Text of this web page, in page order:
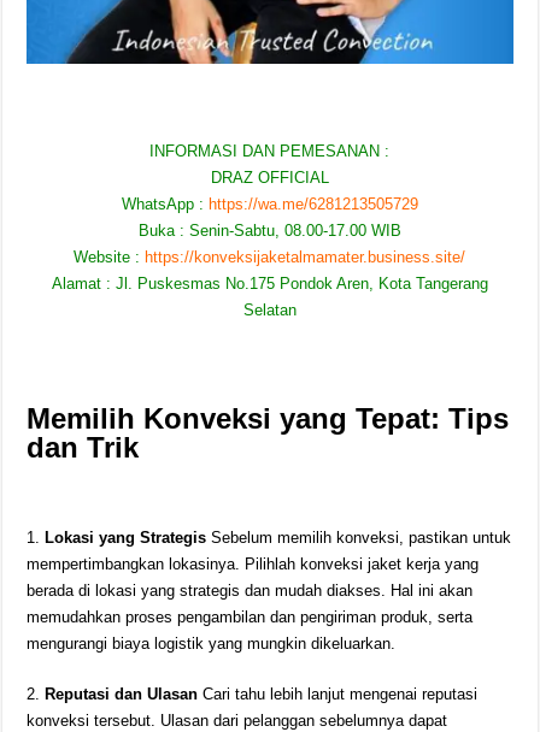
INFORMASI DAN PEMESANAN :
DRAZ OFFICIAL
WhatsApp : https://wa.me/6281213505729
Buka : Senin-Sabtu, 08.00-17.00 WIB
Website : https://konveksijaketalmamater.business.site/
Alamat : Jl. Puskesmas No.175 Pondok Aren, Kota Tangerang
Selatan
Memilih Konveksi yang Tepat: Tips
dan Trik
1. Lokasi yang Strategis Sebelum memilih konveksi, pastikan untuk
mempertimbangkan lokasinya. Pilihlah konveksi jaket kerja yang
berada di lokasi yang strategis dan mudah diakses. Hal ini akan
memudahkan proses pengambilan dan pengiriman produk, serta
mengurangi biaya logistik yang mungkin dikeluarkan.
2. Reputasi dan Ulasan Cari tahu lebih lanjut mengenai reputasi
konveksi tersebut. Ulasan dari pelanggan sebelumnya dapat